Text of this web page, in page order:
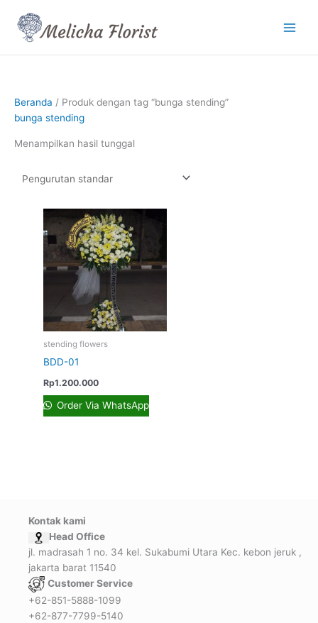
konten
Beranda / Produk dengan tag “bunga stending”
bunga stending
Menampilkan hasil tunggal
stending flowers
BDD-01
Rp1.200.000
Order Via WhatsApp
Kontak kami
Head Office
jl. madrasah 1 no. 34 kel. Sukabumi Utara Kec. kebon jeruk ,
jakarta barat 11540
Customer Service
+62-851-5888-1099
+62-877-7799-5140